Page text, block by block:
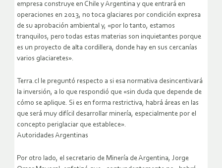
empresa construye en Chile y Argentina y que entrará en
operaciones en 2013, no toca glaciares por condición expresa
de su aprobación ambiental y, «por lo tanto, estamos
tranquilos, pero todas estas materias son inquietantes porque
es un proyecto de alta cordillera, donde hay en sus cercanías
varios glaciaretes».
Terra.cl le preguntó respecto a si esa normativa desincentivará
la inversión, a lo que respondió que «sin duda que depende de
cómo se aplique. Si es en forma restrictiva, habrá áreas en las
que será muy difícil desarrollar minería, especialmente por el
concepto periglaciar que establece».
Autoridades Argentinas
Por otro lado, el secretario de Minería de Argentina, Jorge